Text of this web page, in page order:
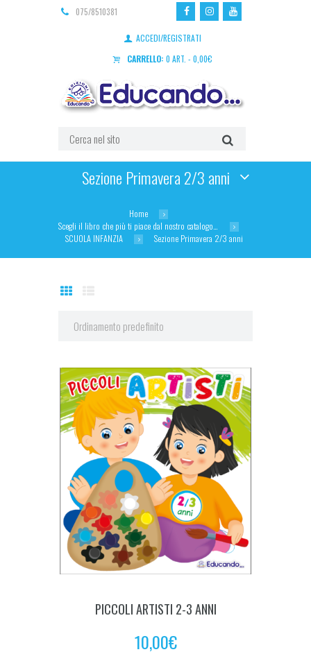
075/8510381
ACCEDI/REGISTRATI
CARRELLO: 0 ART. - 0,00€
Sezione Primavera 2/3 anni
Home
Scegli il libro che più ti piace dal nostro catalogo…
SCUOLA INFANZIA
Sezione Primavera 2/3 anni
PICCOLI ARTISTI 2-3 ANNI
10,00€